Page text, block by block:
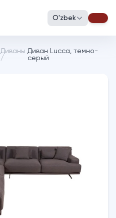
O'zbek
Диваны
/
Диван Lucca, темно-
серый